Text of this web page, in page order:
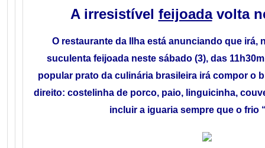
A irresistível feijoadavolta
O restaurante da Ilha está anunciando que irá,
suculenta feijoada neste sábado (3), das
popular prato da culinária brasileira irá compor o
direito: costelinha de porco, paio, linguicinha,
incluir a iguaria sempre que o frio